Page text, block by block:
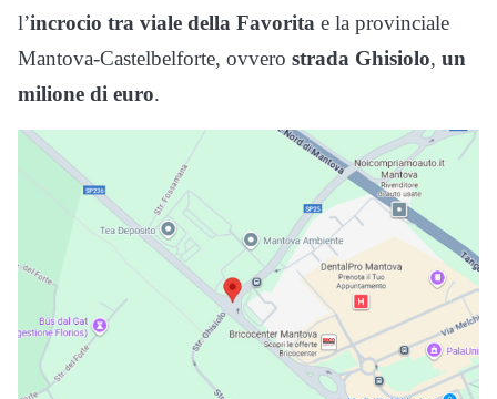
l’incrocio tra viale della Favorita e la provinciale
Mantova-Castelbelforte, ovvero strada Ghisiolo, un
milione di euro.